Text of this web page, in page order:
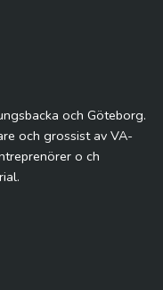
och Göteborg.
och grossist av VA-
o ch